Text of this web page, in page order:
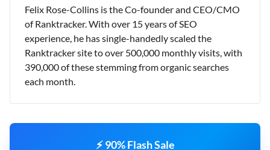
Felix Rose-Collins is the Co-founder and CEO/CMO
of Ranktracker. With over 15 years of SEO
experience, he has single-handedly scaled the
Ranktracker site to over 500,000 monthly visits, with
390,000 of these stemming from organic searches
each month.
⚡ 90% Flash Sale